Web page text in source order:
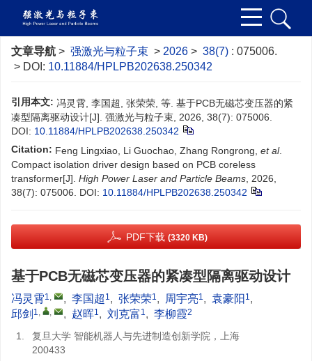
文章导航 > 强激光与粒子束 > 2026 > 38(7) : 075006.
> DOI: 10.11884/HPLPB202638.250342
引用本文: 冯灵霄, 李国超, 张荣荣, 等. 基于PCB无磁芯变压器的紧
凑型隔离驱动设计[J]. 强激光与粒子束, 2026, 38(7): 075006.
DOI: 10.11884/HPLPB202638.250342
Citation: Feng Lingxiao, Li Guochao, Zhang Rongrong, et al.
Compact isolation driver design based on PCB coreless
transformer[J]. High Power Laser and Particle Beams , 2026,
38(7): 075006. DOI: 10.11884/HPLPB202638.250342
PDF下载 (3320 KB)
基于PCB无磁芯变压器的紧凑型隔离驱动设计
冯灵霄1, , 李国超 1, 张荣荣1, 周宇亮1, 袁豪阳 1,
邱剑 1, , , 赵晖1, 刘克富 1, 李柳霞2
1.
复旦大学 智能机器人与先进制造创新学院，上海
200433